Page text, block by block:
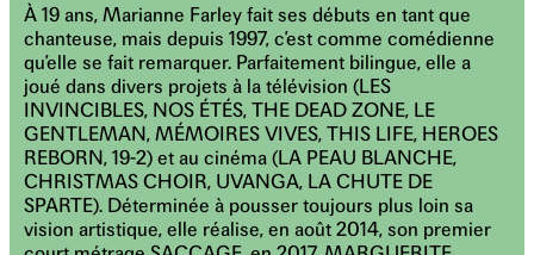
À 19 ans, Marianne Farley fait ses débuts en tant que
chanteuse, mais depuis 1997, c’est comme comédienne
qu’elle se fait remarquer. Parfaitement bilingue, elle a
joué dans divers projets à la télévision (LES
INVINCIBLES, NOS ÉTÉS, THE DEAD ZONE, LE
GENTLEMAN, MÉMOIRES VIVES, THIS LIFE, HEROES
REBORN, 19-2) et au cinéma (LA PEAU BLANCHE,
CHRISTMAS CHOIR, UVANGA, LA CHUTE DE
SPARTE). Déterminée à pousser toujours plus loin sa
vision artistique, elle réalise, en août 2014, son premier